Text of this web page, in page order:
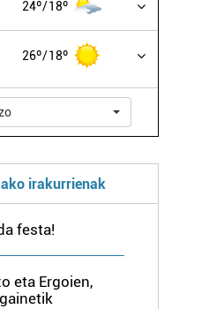
24º 18º
26º 18º
irakurrienak
festa!
eta Ergoien,